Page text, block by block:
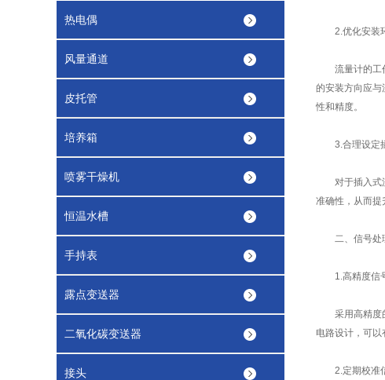
热电偶
风量通道
皮托管
培养箱
喷雾干燥机
恒温水槽
手持表
露点变送器
二氧化碳变送器
接头
2.优化安装
流量计的工作
的安装方向应与
性和精度。
3.合理设定
对于插入式流
准确性，从而提
二、信号处
1.高精度信
采用高精度的
电路设计，可以
2.定期校准